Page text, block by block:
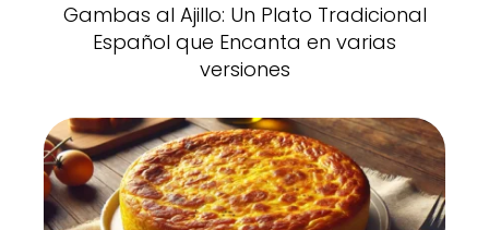
Gambas al Ajillo: Un Plato Tradicional
Español que Encanta en varias
versiones